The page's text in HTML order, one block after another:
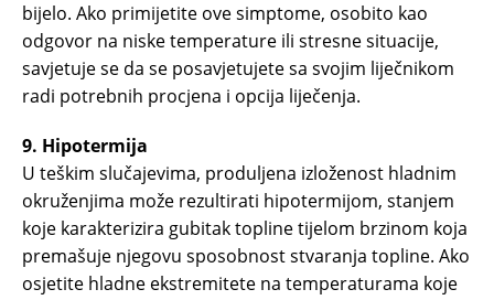
bijelo. Ako primijetite ove simptome, osobito kao
odgovor na niske temperature ili stresne situacije,
savjetuje se da se posavjetujete sa svojim liječnikom
radi potrebnih procjena i opcija liječenja.
9. Hipotermija
U teškim slučajevima, produljena izloženost hladnim
okruženjima može rezultirati hipotermijom, stanjem
koje karakterizira gubitak topline tijelom brzinom koja
premašuje njegovu sposobnost stvaranja topline. Ako
osjetite hladne ekstremitete na temperaturama koje